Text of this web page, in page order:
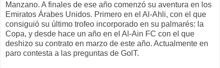
Manzano. A finales de ese año comenzó su aventura en los
Emiratos Árabes Unidos. Primero en el Al-Ahli, con el que
consiguió su último trofeo incorporado en su palmarés: la
Copa, y desde hace un año en el Al-Ain FC con el que
deshizo su contrato en marzo de este año. Actualmente en
paro contesta a las preguntas de GolT.